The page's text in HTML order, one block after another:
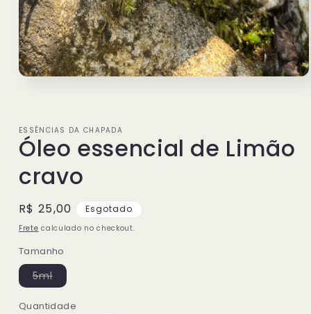
modal
ESSÊNCIAS DA CHAPADA
Óleo essencial de Limão
cravo
Preço
normal
R$ 25,00 Esgotado
Frete calculado no checkout.
Tamanho
5mlVariante
esgotada
indisponível
Quantidade